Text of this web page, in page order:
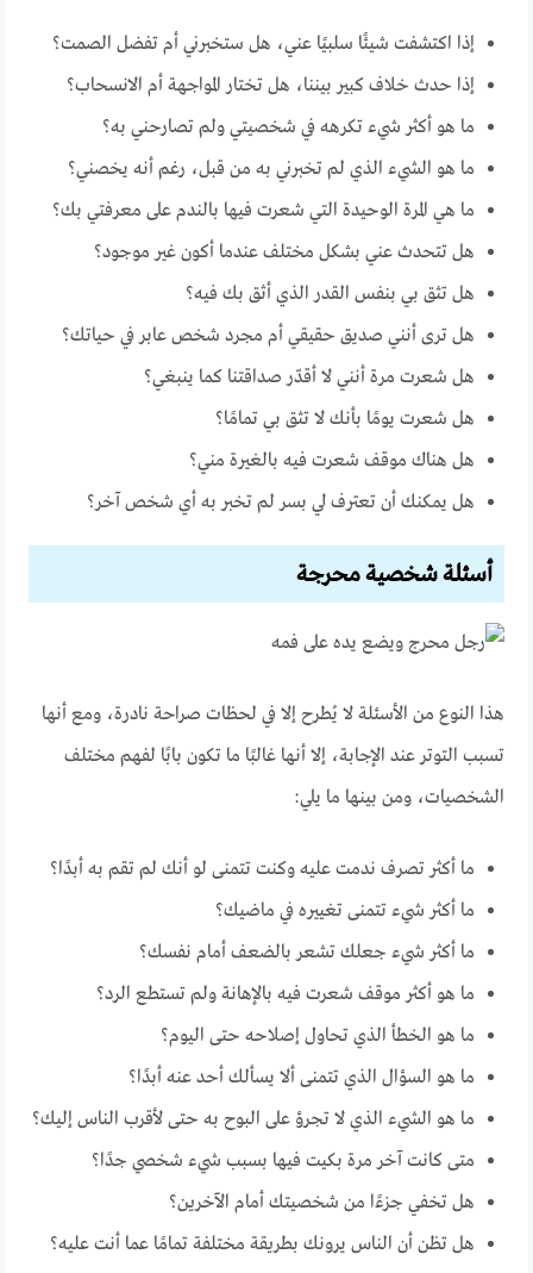
إذا اكتشفت شيئًا سلبيًا عني، هل ستخبرني أم تفضل الصمت؟
إذا حدث خلاف كبير بيننا، هل تختار المواجهة أم الانسحاب؟
ما هو أكثر شيء تكرهه في شخصيتي ولم تصارحني به؟
ما هو الشيء الذي لم تخبرني به من قبل، رغم أنه يخصني؟
ما هي المرة الوحيدة التي شعرت فيها بالندم على معرفتي بك؟
هل تتحدث عني بشكل مختلف عندما أكون غير موجود؟
هل تثق بي بنفس القدر الذي أثق بك فيه؟
هل ترى أنني صديق حقيقي أم مجرد شخص عابر في حياتك؟
هل شعرت مرة أنني لا أقدّر صداقتنا كما ينبغي؟
هل شعرت يومًا بأنك لا تثق بي تمامًا؟
هل هناك موقف شعرت فيه بالغيرة مني؟
هل يمكنك أن تعترف لي بسر لم تخبر به أي شخص آخر؟
أسئلة شخصية محرجة
هذا النوع من الأسئلة لا يُطرح إلا في لحظات صراحة نادرة، ومع أنها
تسبب التوتر عند الإجابة، إلا أنها غالبًا ما تكون بابًا لفهم مختلف
الشخصيات، ومن بينها ما يلي:
ما أكثر تصرف ندمت عليه وكنت تتمنى لو أنك لم تقم به أبدًا؟
ما أكثر شيء تتمنى تغييره في ماضيك؟
ما أكثر شيء جعلك تشعر بالضعف أمام نفسك؟
ما هو أكثر موقف شعرت فيه بالإهانة ولم تستطع الرد؟
ما هو الخطأ الذي تحاول إصلاحه حتى اليوم؟
ما هو السؤال الذي تتمنى ألا يسألك أحد عنه أبدًا؟
ما هو الشيء الذي لا تجرؤ على البوح به حتى لأقرب الناس إليك؟
متى كانت آخر مرة بكيت فيها بسبب شيء شخصي جدًا؟
هل تخفي جزءًا من شخصيتك أمام الآخرين؟
هل تظن أن الناس يرونك بطريقة مختلفة تمامًا عما أنت عليه؟